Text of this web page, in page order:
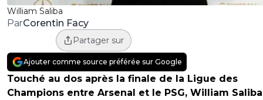
William Saliba
ParCorentin Facy
Partager sur
Ajouter comme source préférée sur Google
Touché au dos après la finale de la Ligue des
Champions entre Arsenal et le PSG, William